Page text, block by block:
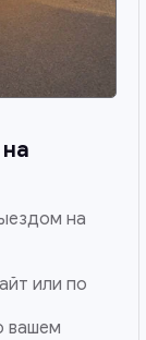
на
или по
вашем